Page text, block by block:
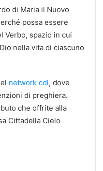
di Maria il Nuovo
possa essere
Verbo, spazio in cui
nella vita di ciascuno
network cdl, dove
di preghiera.
che offrite alla
Cittadella Cielo